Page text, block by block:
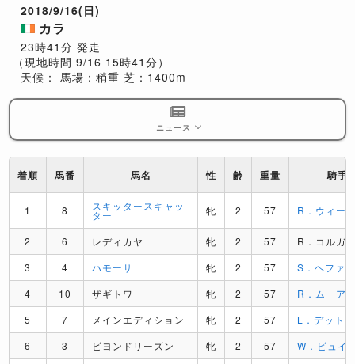
2018/9/16(日)
カラ
23時41分 発走
（現地時間 9/16 15時41分）
天候：
馬場：稍重 芝：1400m
ニュース
着順 馬番 馬名 性 齢 重量 騎手
1 8 スキッタースキャッ
ター 牝 2 57 R．ウィー
2 6 レディカヤ 牝 2 57
R．コルガ
3
4 ハモーサ 牝 2 57
S．ヘファ
4
10 ザギトワ 牝 2 57
R．ムーア
5
7 メインエディション 牝 2 57
L．デット
6
3 ビヨンドリーズン 牝 2 57
W．ビュイ